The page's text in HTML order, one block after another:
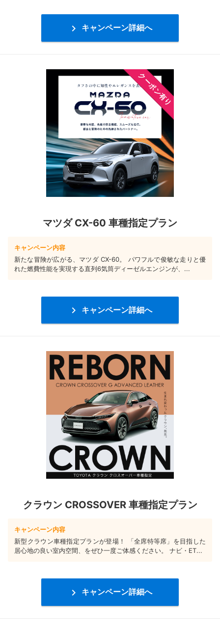
 キャンペーン詳細へ
クーポン有り
マツダ CX-60 車種指定プラン
キャンペーン内容
新たな冒険が広がる、マツダ CX-60。 パワフルで俊敏な走りと優
れた燃費性能を実現する直列6気筒ディーゼルエンジンが、...
 キャンペーン詳細へ
クラウン CROSSOVER 車種指定プラン
キャンペーン内容
新型クラウン車種指定プランが登場！ 「全席特等席」を目指した
居心地の良い室内空間、をぜひ一度ご体感ください。 ナビ・ET...
 キャンペーン詳細へ